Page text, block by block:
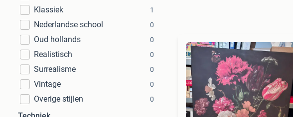
Klassiek 1
Nederlandse school 0
Oud hollands 0
Realistisch 0
Surrealisme 0
Vintage 0
Overige stijlen 0